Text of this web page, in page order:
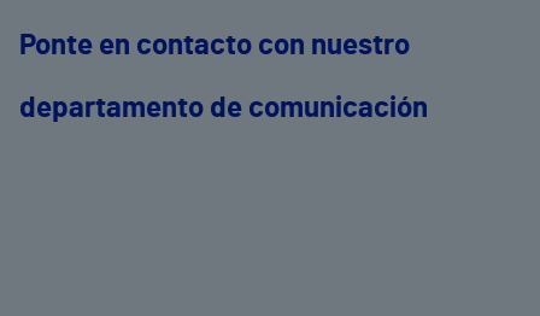
Ponte en contacto con nuestro
departamento de comunicación